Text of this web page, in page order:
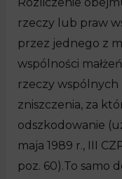
rzeczy lub praw
przez jednego z
wspólności
rzeczy
zniszczenia, za
odszkodowanie
maja 1989 r., III
poz. 60).To samo